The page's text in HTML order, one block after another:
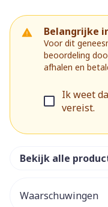
Belangrijke
Voor dit
beoordeling
afhalen en
Ik weet
vereist.
Bekijk alle
Waarschuwingen